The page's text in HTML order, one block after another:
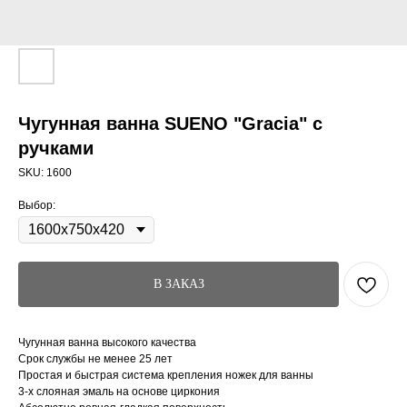
Чугунная ванна SUENO "Gracia" с
ручками
SKU: 1600
Выбор:
В ЗАКАЗ
Чугунная ванна высокого качества
Срок службы не менее 25 лет
Простая и быстрая система крепления ножек для ванны
3-х слояная эмаль на основе циркония